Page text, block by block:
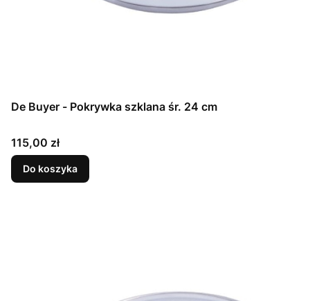
De Buyer - Pokrywka szklana śr. 24 cm
Cena
115,00 zł
Do koszyka